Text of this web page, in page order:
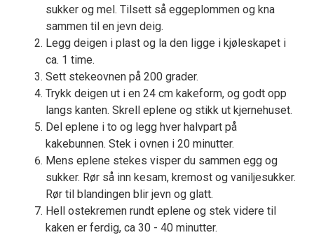
sukker og mel. Tilsett så eggeplommen og kna
sammen til en jevn deig.
Legg deigen i plast og la den ligge i kjøleskapet i
ca. 1 time.
Sett stekeovnen på 200 grader.
Trykk deigen ut i en 24 cm kakeform, og godt opp
langs kanten. Skrell eplene og stikk ut kjernehuset.
Del eplene i to og legg hver halvpart på
kakebunnen. Stek i ovnen i 20 minutter.
Mens eplene stekes visper du sammen egg og
sukker. Rør så inn kesam, kremost og vaniljesukker.
Rør til blandingen blir jevn og glatt.
Hell ostekremen rundt eplene og stek videre til
kaken er ferdig, ca 30 - 40 minutter.